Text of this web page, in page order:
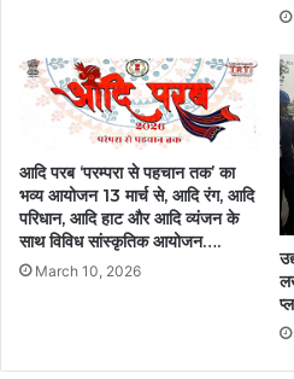
आदि परब ‘परम्परा से पहचान तक’ का
भव्य आयोजन 13 मार्च से, आदि रंग, आदि
परिधान, आदि हाट और आदि व्यंजन के
साथ विविध सांस्कृतिक आयोजन….
March 10, 2026